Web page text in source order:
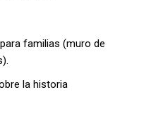
familias (muro de
la historia